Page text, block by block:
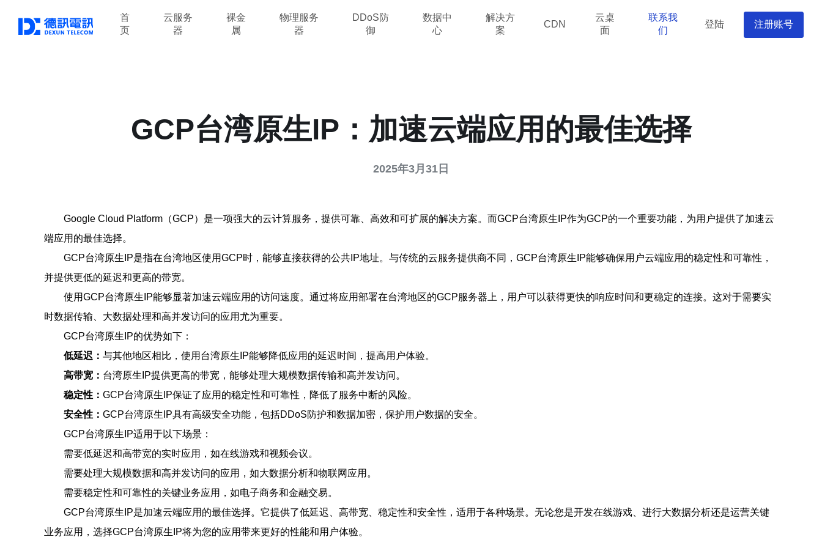
首
页
云服务
器
裸金
属
物理服务
器
DDoS防
御
数据中
心
解决方
案
CDN
云桌
面
联系我
们
登陆 注册账号
GCP台湾原生IP：加速云端应用的最佳选择
2025年3月31日
Google Cloud Platform（GCP）是一项强大的云计算服务，提供可靠、高效和可扩展的解决方案。而GCP台湾原生IP作为GCP的一个重要功能，为用户提供了加速云
端应用的最佳选择。
GCP台湾原生IP是指在台湾地区使用GCP时，能够直接获得的公共IP地址。与传统的云服务提供商不同，GCP台湾原生IP能够确保用户云端应用的稳定性和可靠性，
并提供更低的延迟和更高的带宽。
使用GCP台湾原生IP能够显著加速云端应用的访问速度。通过将应用部署在台湾地区的GCP服务器上，用户可以获得更快的响应时间和更稳定的连接。这对于需要实
时数据传输、大数据处理和高并发访问的应用尤为重要。
GCP台湾原生IP的优势如下：
低延迟： 与其他地区相比，使用台湾原生IP能够降低应用的延迟时间，提高用户体验。
高带宽： 台湾原生IP提供更高的带宽，能够处理大规模数据传输和高并发访问。
稳定性： GCP台湾原生IP保证了应用的稳定性和可靠性，降低了服务中断的风险。
安全性： GCP台湾原生IP具有高级安全功能，包括DDoS防护和数据加密，保护用户数据的安全。
GCP台湾原生IP适用于以下场景：
需要低延迟和高带宽的实时应用，如在线游戏和视频会议。
需要处理大规模数据和高并发访问的应用，如大数据分析和物联网应用。
需要稳定性和可靠性的关键业务应用，如电子商务和金融交易。
GCP台湾原生IP是加速云端应用的最佳选择。它提供了低延迟、高带宽、稳定性和安全性，适用于各种场景。无论您是开发在线游戏、进行大数据分析还是运营关键
业务应用，选择GCP台湾原生IP将为您的应用带来更好的性能和用户体验。